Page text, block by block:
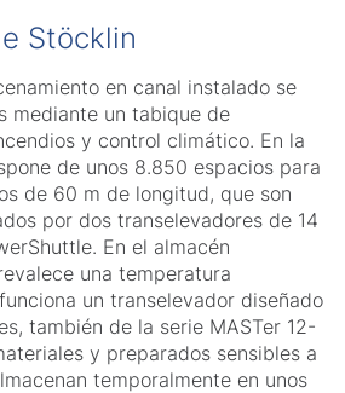
Stöcklin
en canal instalado se
mediante un tabique de
y control climático. En la
de unos 8.850 espacios para
de 60 m de longitud, que son
por dos transelevadores de 14
En el almacén
una temperatura
un transelevador diseñado
también de la serie MASTer 12-
y preparados sensibles a
temporalmente en unos